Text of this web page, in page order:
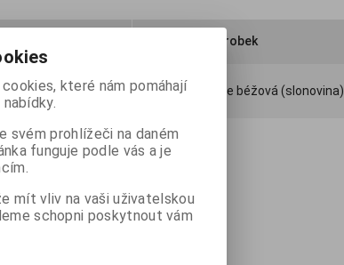
Doporučit výrobek
jsou 80 × 80 × 41 mm. Barva boxu je béžová (slonovina).
které nám pomáhají
svém prohlížeči na daném
funguje podle vás a je
mít vliv na vaši uživatelskou
schopni poskytnout vám